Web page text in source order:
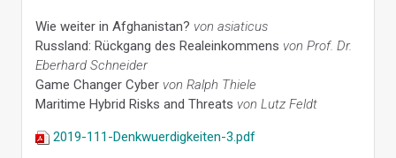
Wie weiter in Afghanistan? von asiaticus
Russland: Rückgang des Realeinkommens von Prof. Dr.
Eberhard Schneider
Game Changer Cyber von Ralph Thiele
Maritime Hybrid Risks and Threats von Lutz Feldt
2019-111-Denkwuerdigkeiten-3.pdf